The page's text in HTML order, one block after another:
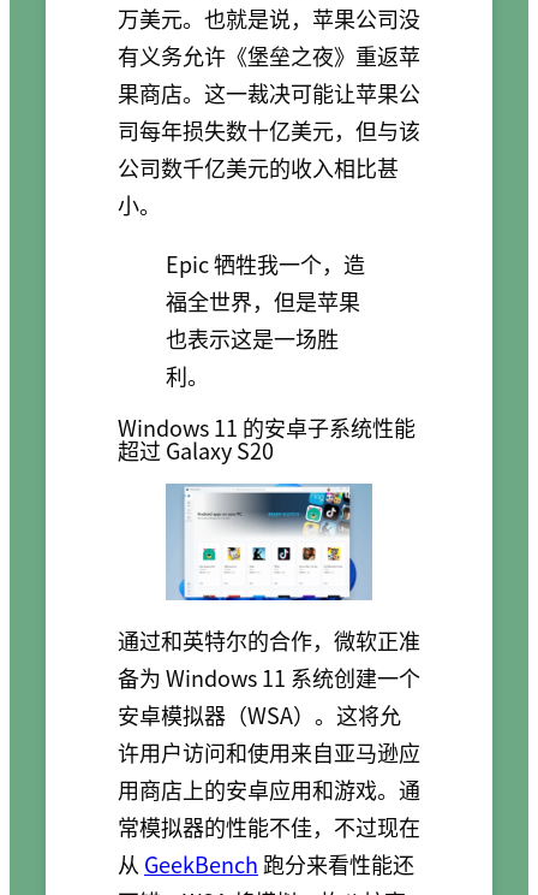
万美元。也就是说，苹果公司没
有义务允许《堡垒之夜》重返苹
果商店。这一裁决可能让苹果公
司每年损失数十亿美元，但与该
公司数千亿美元的收入相比甚
小。
Epic 牺牲我一个，造
福全世界，但是苹果
也表示这是一场胜
利。
Windows 11 的安卓子系统性能
超过 Galaxy S20
通过和英特尔的合作，微软正准
备为 Windows 11 系统创建一个
安卓模拟器（WSA）。这将允
许用户访问和使用来自亚马逊应
用商店上的安卓应用和游戏。通
常模拟器的性能不佳，不过现在
从 GeekBench 跑分来看性能还